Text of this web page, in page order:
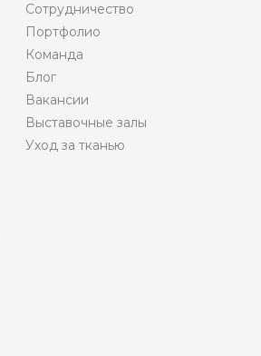
Сотрудничество
Портфолио
Команда
Блог
Вакансии
Выставочные залы
Уход за тканью